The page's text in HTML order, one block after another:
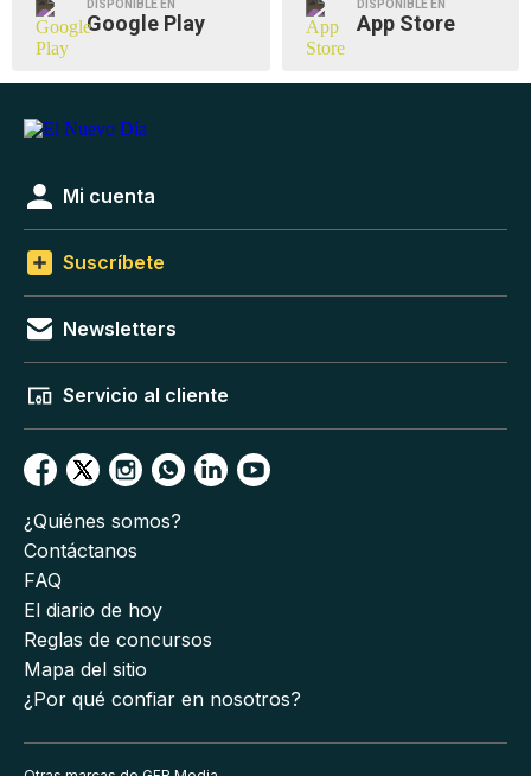
DISPONIBLE EN
Google Play
DISPONIBLE EN
App Store
Mi cuenta
Suscríbete
Newsletters
Servicio al cliente
¿Quiénes somos?
Contáctanos
FAQ
El diario de hoy
Reglas de concursos
Mapa del sitio
¿Por qué confiar en nosotros?